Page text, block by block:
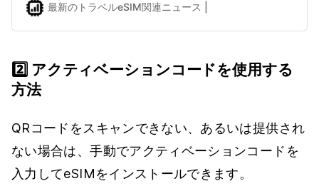
最新のトラベルeSIM関連ニュース | eSIMDBブログ
2️⃣ アクティベーションコードを使用する
方法
QRコードをスキャンできない、あるいは提供され
ない場合は、手動でアクティベーションコードを
入力してeSIMをインストールできます。